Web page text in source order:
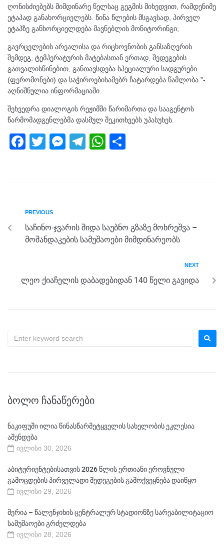
ღონისძიებებს მიმდინარე წელსაც გეგმის მიხედვით, რამდენიმე
ეტაპად განახორციელებს. წინა წლების მსგავსად, პირველ
ეტაპზე განხორციელდება მავნებლის მონიტორინგი;
გავრცელების არეალისა და რიცხოვნობის განსაზღვრის
შემდეგ, ტემპერატურის მატებასთან ერთად, შედეგების
გათვალისწინებით, განთავსდება სპეციალური სადგურები
(ფერომონები) და საჭიროებისამებრ ჩატარდება წამლობა.”-
აღნიშნულია ინფორმაციაში.
შეხვედრა დიალოგის რეჟიმში წარიმართა და სააგენტოს
წარმომადგენლებმა დასმულ შეკითხვებს უპასუხეს.
F
b
o
o
T
M
g
er
T
m
W
p
p
PREVIOUS
საჩინო-ჯვარის შიდა საუბნო გზაზე მოხრეშვა –
მოშანდაკების სამუშაოები მიმდინარეობს
NEXT
ლეო ქიაჩელის დაბადებიდან 140 წელი გავიდა
ᲑᲝᲚᲝ ᲩᲐᲜᲐᲬᲔᲠᲔᲑᲘ
ნაკიფუში ილია წინასწარმეტყველის სახელობის ეკლესია
აშენდება
ივლისი 30, 2026
აბიტურიენტებისათვის 2026 წლის ერთიანი ეროვნული
გამოცდების პირველადი შედეგების გამოქვეყნება დაიწყო
ივლისი 29, 2026
მერია – წალენჯიხის ცენტრალურ სტადიონზე სარეაბილიტაციო
სამუშაოები გრძელდება
ივლისი 28, 2026